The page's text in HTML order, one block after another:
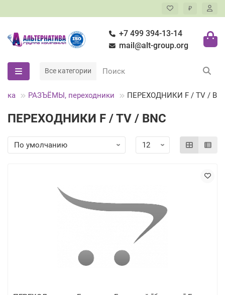
₽
+7 499 394-13-14
mail@alt-group.org
Все категории
РАЗЪЁМЫ, переходники ПЕРЕХОДНИКИ F / TV /
ПЕРЕХОДНИКИ F / TV / BNC